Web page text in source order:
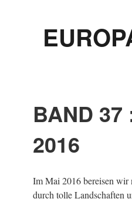
BAND 37
2016
Im Mai 2016 bereisen
durch tolle Landschaften